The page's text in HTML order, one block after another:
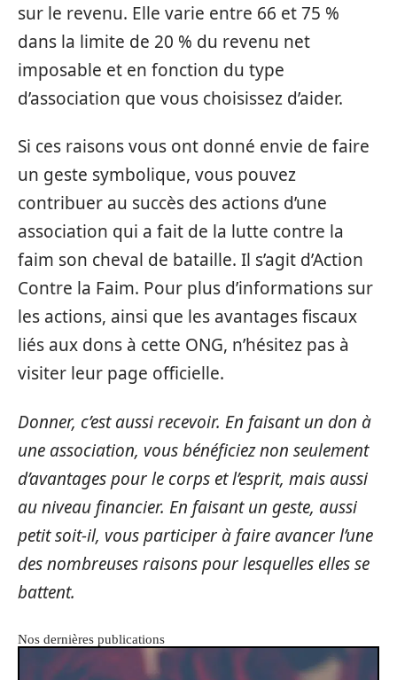
sur le revenu. Elle varie entre 66 et 75 %
dans la limite de 20 % du revenu net
imposable et en fonction du type
d’association que vous choisissez d’aider.
Si ces raisons vous ont donné envie de faire
un geste symbolique, vous pouvez
contribuer au succès des actions d’une
association qui a fait de la lutte contre la
faim son cheval de bataille. Il s’agit d’Action
Contre la Faim. Pour plus d’informations sur
les actions, ainsi que les avantages fiscaux
liés aux dons à cette ONG, n’hésitez pas à
visiter leur page officielle.
Donner, c’est aussi recevoir. En faisant un don à
une association, vous bénéficiez non seulement
d’avantages pour le corps et l’esprit, mais aussi
au niveau financier. En faisant un geste, aussi
petit soit-il, vous participer à faire avancer l’une
des nombreuses raisons pour lesquelles elles se
battent.
Nos dernières publications